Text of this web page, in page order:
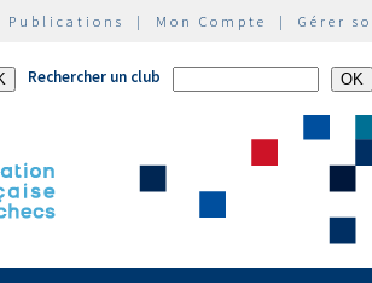
Publications | Mon Compte | Gérer
Rechercher un club